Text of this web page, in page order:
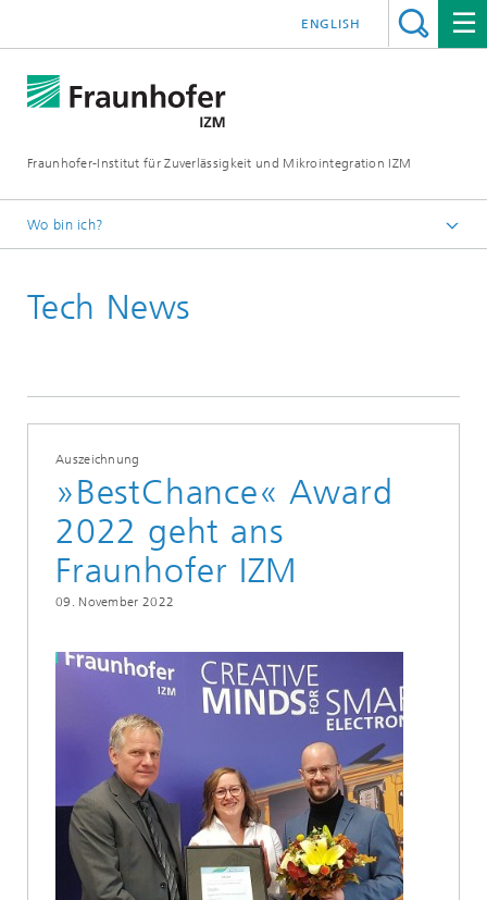
Fraunhofer-Institut für Zuverlässigkeit und Mikrointegration IZM
ENGLISH
Wo bin ich?
News & Veranstaltungen
Tech News
Auszeichnung
»BestChance« Award
2022 geht ans
Fraunhofer IZM
09. November 2022